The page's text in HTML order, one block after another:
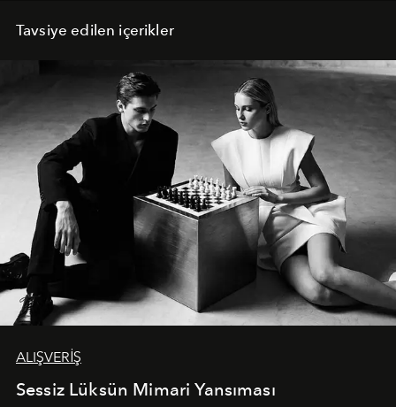
Tavsiye edilen içerikler
ALIŞVERİŞ
Sessiz Lüksün Mimari Yansıması